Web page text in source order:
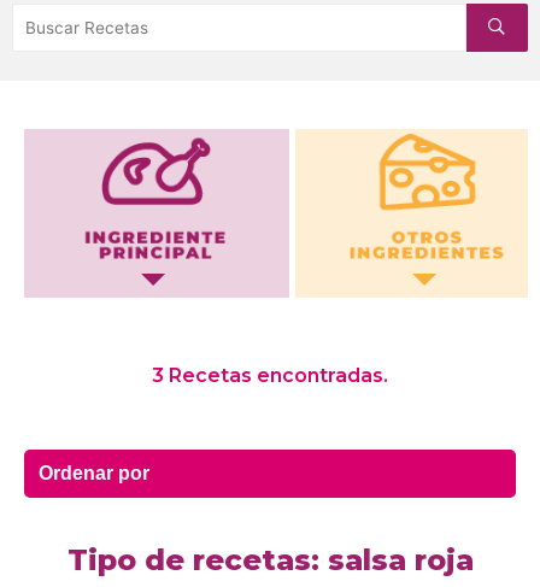
Otros Ingredientes
3 Recetas encontradas.
Tipo de recetas: salsa roja